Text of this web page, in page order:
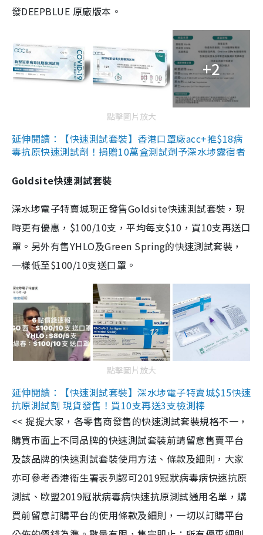
發DEEPBLUE 原廠版本。
+2
點擊圖片放大
延伸閱讀：【快速測試套裝】香港口罩廠acc+推$18病
毒抗原快速測試劑！捐贈10萬盒測試劑予深水埗露宿者
Goldsite快速測試套裝
深水埗電子特賣城現正發售Goldsite快速測試套裝，現
時更有優惠，$100/10支，平均每支$10，買10支再送口
罩。另外有售YHLO及Green Spring的快速測試套裝，
一樣低至$100/10支送口罩。
點擊圖片放大
延伸閱讀：【快速測試套裝】深水埗電子特賣城$15快速
抗原測試劑 現貨發售！買10支再送3支檢測棒
<< 提提大家，各零售商發售的快速測試套裝規格不一，
購買市面上不同品牌的快速測試套裝前請留意售賣平台
及該品牌的快速測試套裝使用方法、條款及細則，大家
亦可參考香港衞生署表列認可2019冠狀病毒病快速抗原
測試、歐盟2019冠狀病毒病快速抗原測試通用名單，購
買前留意訂購平台的使用條款及細則，一切以訂購平台